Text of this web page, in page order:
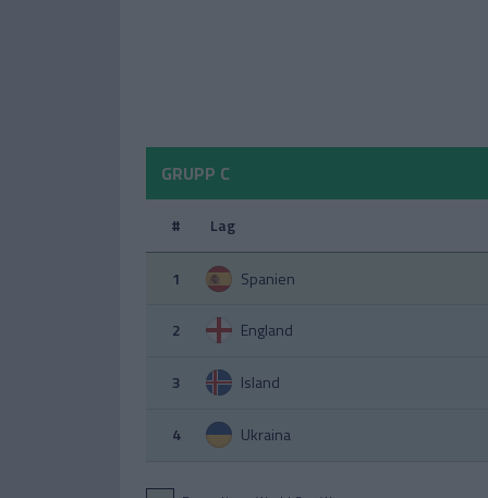
GRUPP C
# Lag
1 Spanien
2 England
3 Island
4 Ukraina